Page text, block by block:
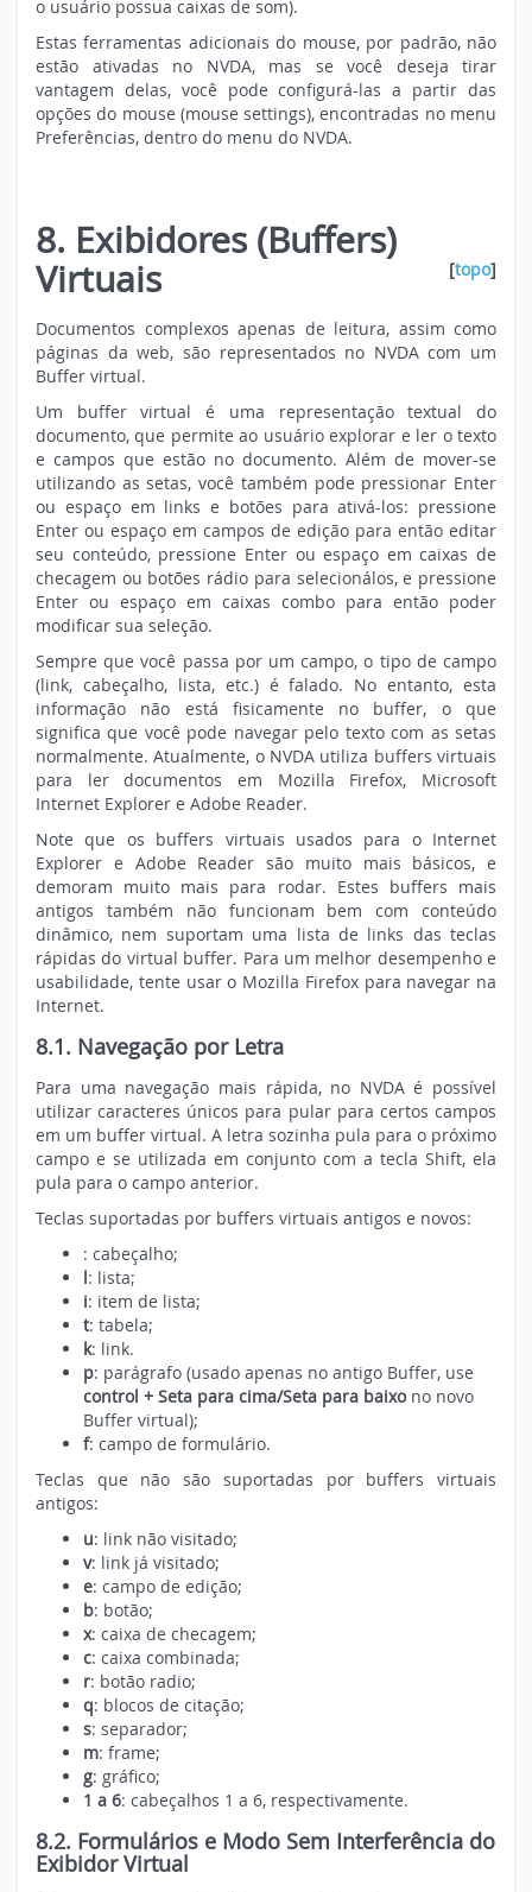
o usuário possua caixas de som).
Estas ferramentas adicionais do mouse, por padrão, não
estão ativadas no NVDA, mas se você deseja tirar
vantagem delas, você pode configurá-las a partir das
opções do mouse (mouse settings), encontradas no menu
Preferências, dentro do menu do NVDA.
8. Exibidores (Buffers)
Virtuais
[topo]
Documentos complexos apenas de leitura, assim como
páginas da web, são representados no NVDA com um
Buffer virtual.
Um buffer virtual é uma representação textual do
documento, que permite ao usuário explorar e ler o texto
e campos que estão no documento. Além de mover-se
utilizando as setas, você também pode pressionar Enter
ou espaço em links e botões para ativá-los: pressione
Enter ou espaço em campos de edição para então editar
seu conteúdo, pressione Enter ou espaço em caixas de
checagem ou botões rádio para selecionálos, e pressione
Enter ou espaço em caixas combo para então poder
modificar sua seleção.
Sempre que você passa por um campo, o tipo de campo
(link, cabeçalho, lista, etc.) é falado. No entanto, esta
informação não está fisicamente no buffer, o que
significa que você pode navegar pelo texto com as setas
normalmente. Atualmente, o NVDA utiliza buffers virtuais
para ler documentos em Mozilla Firefox, Microsoft
Internet Explorer e Adobe Reader.
Note que os buffers virtuais usados para o Internet
Explorer e Adobe Reader são muito mais básicos, e
demoram muito mais para rodar. Estes buffers mais
antigos também não funcionam bem com conteúdo
dinâmico, nem suportam uma lista de links das teclas
rápidas do virtual buffer. Para um melhor desempenho e
usabilidade, tente usar o Mozilla Firefox para navegar na
Internet.
8.1. Navegação por Letra
Para uma navegação mais rápida, no NVDA é possível
utilizar caracteres únicos para pular para certos campos
em um buffer virtual. A letra sozinha pula para o próximo
campo e se utilizada em conjunto com a tecla Shift, ela
pula para o campo anterior.
Teclas suportadas por buffers virtuais antigos e novos:
: cabeçalho;
l: lista;
i: item de lista;
t: tabela;
k: link.
p: parágrafo (usado apenas no antigo Buffer, use
control + Seta para cima/Seta para baixo no novo
Buffer virtual);
f: campo de formulário.
Teclas que não são suportadas por buffers virtuais
antigos:
u: link não visitado;
v: link já visitado;
e: campo de edição;
b: botão;
x: caixa de checagem;
c: caixa combinada;
r: botão radio;
q: blocos de citação;
s: separador;
m: frame;
g: gráfico;
1 a 6: cabeçalhos 1 a 6, respectivamente.
8.2. Formulários e Modo Sem Interferência do
Exibidor Virtual